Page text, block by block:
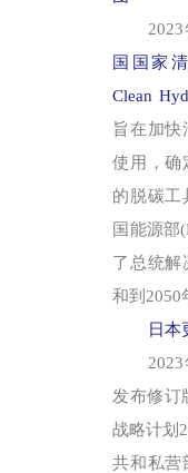
国国家
Clean
旨在加快
使用，确
的脱碳工
国能源部
了总统解
和到2050
日本
发布修订
战略计划
共和私营